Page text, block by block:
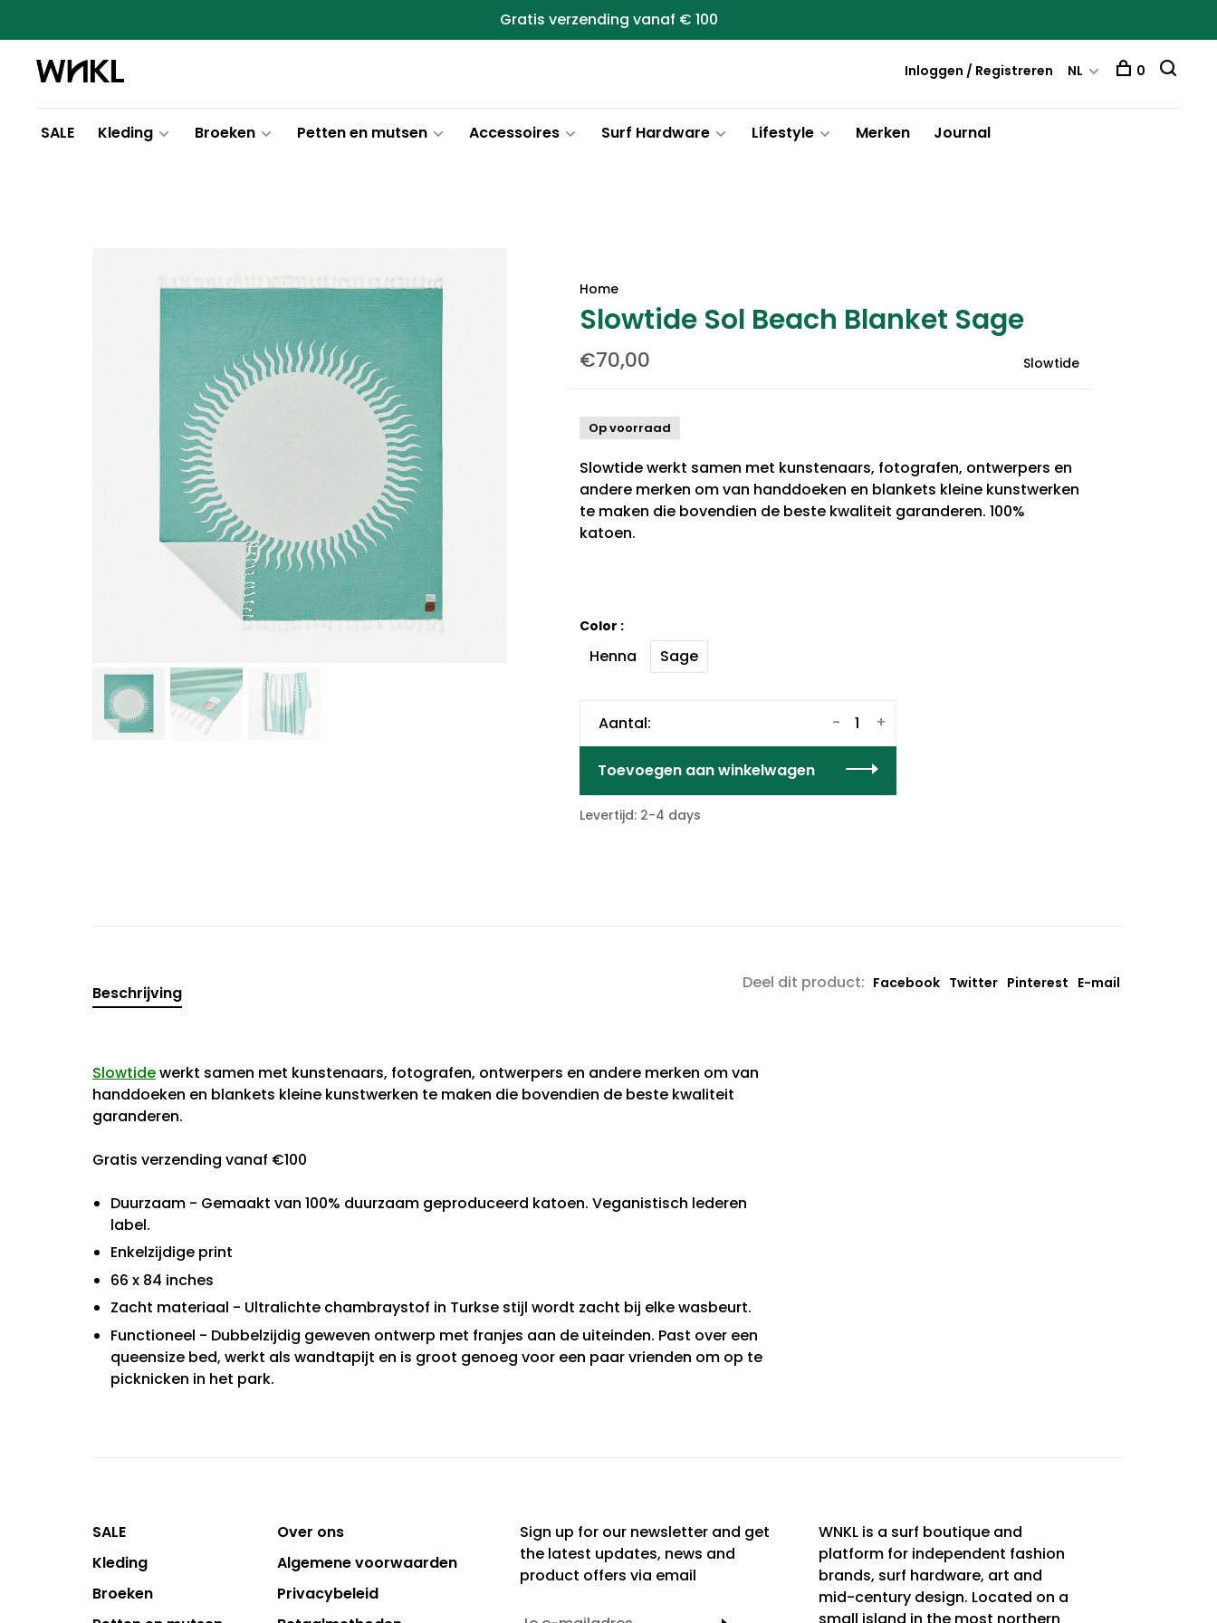
Gratis verzending vanaf € 100
SALE Kleding Broeken Petten en mutsen Accessoires Surf Hardware Lifestyle Merken Journal
Inloggen / Registreren NL 0
Home
Slowtide Sol Beach Blanket Sage
€70,00 Slowtide
Op voorraad
Slowtide werkt samen met kunstenaars, fotografen, ontwerpers en
andere merken om van handdoeken en blankets kleine kunstwerken
te maken die bovendien de beste kwaliteit garanderen. 100%
katoen.
Color :
Henna Sage
Aantal: +
-
Toevoegen aan winkelwagen
Levertijd: 2-4 days
Deel dit product: Facebook Twitter Pinterest E-mail
Beschrijving
Slowtidewerkt samen met kunstenaars, fotografen, ontwerpers en andere merken om van
handdoeken en blankets kleine kunstwerken te maken die bovendien de beste kwaliteit
garanderen.
Gratis verzending vanaf €100
Duurzaam - Gemaakt van 100% duurzaam geproduceerd katoen. Veganistisch lederen
label.
Enkelzijdige print
66 x 84 inches
Zacht materiaal - Ultralichte chambraystof in Turkse stijl wordt zacht bij elke wasbeurt.
Functioneel - Dubbelzijdig geweven ontwerp met franjes aan de uiteinden. Past over een
queensize bed, werkt als wandtapijt en is groot genoeg voor een paar vrienden om op te
picknicken in het park.
SALE
Kleding
Broeken
Over ons
Algemene voorwaarden
Privacybeleid
Sign up for our newsletter and get
the latest updates, news and
product offers via email
WNKL is a surf boutique and
platform for independent fashion
brands, surf hardware, art and
mid-century design. Located on a
small island in the most northern